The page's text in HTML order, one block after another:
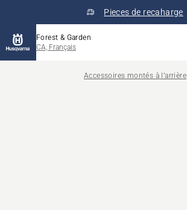
Pieces de recaharge
Forest & Garden
CA, Français
Accessoires montés à l’arrière